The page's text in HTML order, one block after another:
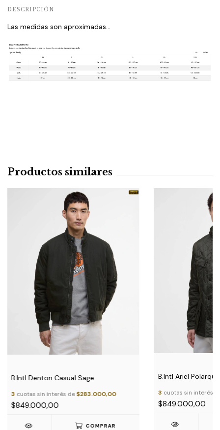
DESCRIPCIÓN
Las medidas son aproximadas...
Productos similares
B.Intl Denton Casual Sage
3 cuotas sin interés de$283.000,00
$849.000,00
COMPRAR
B.Intl Ariel
3 cuotas sin interés
$849.000,00